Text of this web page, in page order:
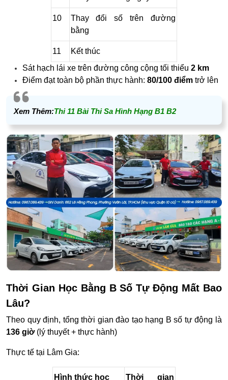
10
Thay đổi số trên đường
bằng
11
Kết thúc
Sát hạch lái xe trên đường công cộng tối thiểu 2 km
Điểm đạt toàn bộ phần thực hành: 80/100 điểm trở lên
Xem Thêm:Thi 11 Bài Thi Sa Hình Hạng B1 B2
Thời Gian Học Bằng B Số Tự Động Mất Bao
Lâu?
Theo quy định, tổng thời gian đào tạo hạng B số tự động là
136 giờ(lý thuyết + thực hành)
Thực tế tại Lâm Gia:
Hình thức học
Thời gian